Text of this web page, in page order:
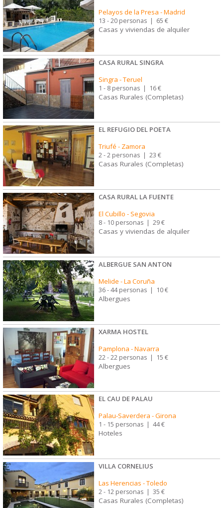
Pelayos de la Presa -Madrid
13 - 20 personas | 65 €
Casas y viviendas de alquiler
CASA RURAL SINGRA
Singra -Teruel
1 - 8 personas | 16 €
Casas Rurales (Completas)
EL REFUGIO DEL POETA
Triufé - Zamora
2 - 2 personas 23 €
Casas Rurales (Completas)
CASA RURAL LA FUENTE
El Cubillo - Segovia
8 - 10 personas | 29 €
Casas y viviendas de alquiler
ALBERGUE SAN ANTON
Melide -La Coruña
36 - 44 personas | 10 €
Albergues
XARMA HOSTEL
Pamplona -Navarra
22 - 22 personas | 15 €
Albergues
EL CAU DE PALAU
Palau-Saverdera -Girona
1 - 15 personas | 44 €
Hoteles
VILLA CORNELIUS
Las Herencias -Toledo
2 - 12 personas | 35 €
Casas Rurales (Completas)